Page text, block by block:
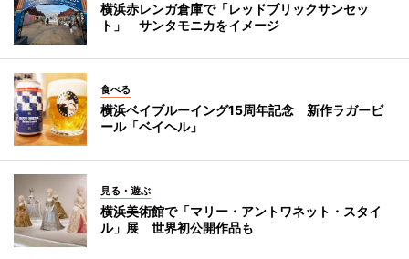
横浜赤レンガ倉庫で「レッドブリックサンセッ
ト」 サンタモニカをイメージ
食べる
横浜ベイブルーイング15周年記念 新作ラガービ
ール「ベイヘル」
見る・遊ぶ
横浜美術館で「マリー・アントワネット・スタイ
ル」展 世界初公開作品も